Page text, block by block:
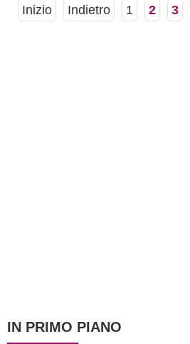
Inizio Indietro 1 2 3
IN PRIMO PIANO